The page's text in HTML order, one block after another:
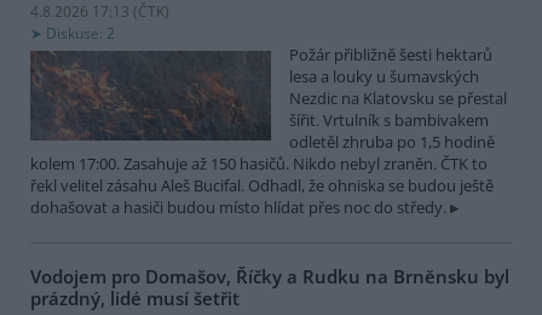
4.8.2026 17:13 (ČTK)
Diskuse: 2
Požár přibližně šesti hektarů
lesa a louky u šumavských
Nezdic na Klatovsku se přestal
šířit. Vrtulník s bambivakem
odletěl zhruba po 1,5 hodině
kolem 17:00. Zasahuje až 150 hasičů. Nikdo nebyl zraněn. ČTK to
řekl velitel zásahu Aleš Bucifal. Odhadl, že ohniska se budou ještě
dohašovat a hasiči budou místo hlídat přes noc do středy.
Vodojem pro Domašov, Říčky a Rudku na Brněnsku byl
prázdný, lidé musí šetřit